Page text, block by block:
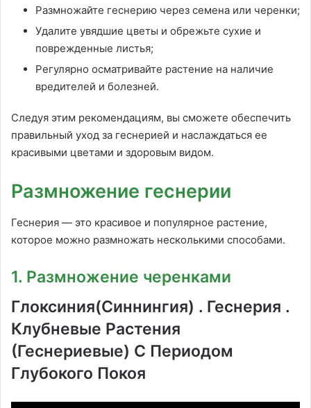
Размножайте геснерию через семена или черенки;
Удалите увядшие цветы и обрежьте сухие и
поврежденные листья;
Регулярно осматривайте растение на наличие
вредителей и болезней.
Следуя этим рекомендациям, вы сможете обеспечить
правильный уход за геснерией и наслаждаться ее
красивыми цветами и здоровым видом.
Размножение геснерии
Геснерия — это красивое и популярное растение,
которое можно размножать несколькими способами.
1. Размножение черенками
Глоксиния(Синнингия) . Геснерия .
Клубневые Растения
(Геснериевые) С Периодом
Глубокого Покоя